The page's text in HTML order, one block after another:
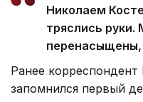
Николаем
тряслись
Ранее корреспондент
запомнился первый